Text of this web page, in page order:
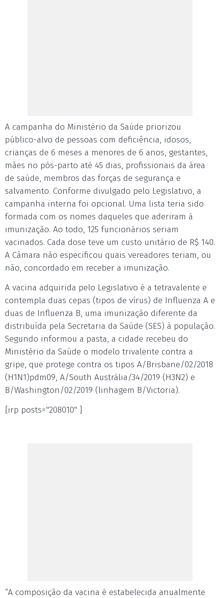
A campanha do Ministério da Saúde priorizou
público-alvo de pessoas com deficiência, idosos,
crianças de 6 meses a menores de 6 anos, gestantes,
mães no pós-parto até 45 dias, profissionais da área
de saúde, membros das forças de segurança e
salvamento. Conforme divulgado pelo Legislativo, a
campanha interna foi opcional. Uma lista teria sido
formada com os nomes daqueles que aderiram à
imunização. Ao todo, 125 funcionários seriam
vacinados. Cada dose teve um custo unitário de R$ 140.
A Câmara não especificou quais vereadores teriam, ou
não, concordado em receber a imunização.
A vacina adquirida pelo Legislativo é a tetravalente e
contempla duas cepas (tipos de vírus) de Influenza A e
duas de Influenza B, uma imunização diferente da
distribuída pela Secretaria da Saúde (SES) à população.
Segundo informou a pasta, a cidade recebeu do
Ministério da Saúde o modelo trivalente contra a
gripe, que protege contra os tipos A/Brisbane/02/2018
(H1N1)pdm09, A/South Austrália/34/2019 (H3N2) e
B/Washington/02/2019 (linhagem B/Victoria).
[irp posts="208010" ]
“A composição da vacina é estabelecida anualmente